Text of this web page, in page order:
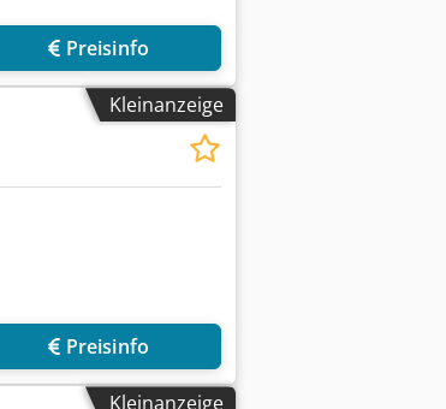
Preisinfo
Kleinanzeige
Preisinfo
Kleinanzeige